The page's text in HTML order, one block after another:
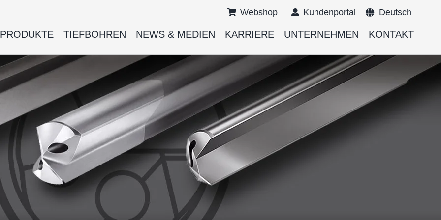
Webshop Kundenportal Deutsch
PRODUKTE TIEFBOHREN NEWS & MEDIEN KARRIERE UNTERNEHMEN KONTAKT